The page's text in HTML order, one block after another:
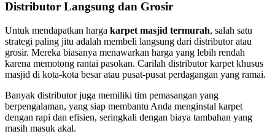
Distributor Langsung dan Grosir
Untuk mendapatkan harga karpet masjid termurah, salah satu
strategi paling jitu adalah membeli langsung dari distributor atau
grosir. Mereka biasanya menawarkan harga yang lebih rendah
karena memotong rantai pasokan. Carilah distributor karpet khusus
masjid di kota-kota besar atau pusat-pusat perdagangan yang ramai.
Banyak distributor juga memiliki tim pemasangan yang
berpengalaman, yang siap membantu Anda menginstal karpet
dengan rapi dan efisien, seringkali dengan biaya tambahan yang
masih masuk akal.